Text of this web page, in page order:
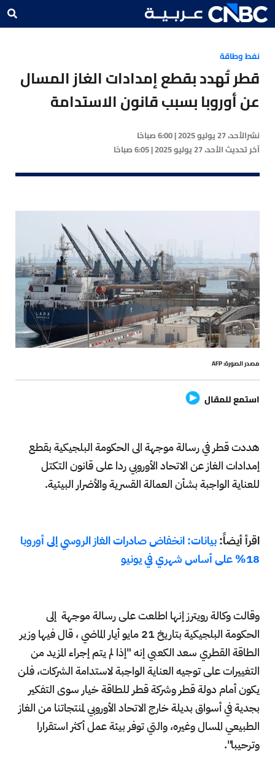
نفط وطاقة
قطر تُهدد بقطع إمدادات الغاز المسال
عن أوروبا بسبب قانون الاستدامة
نشرالأحد، 27 يوليو 2025 | 6:00 صباحًا
آخر تحديثالأحد، 27 يوليو 2025 | 6:05 صباحًا
مصدر الصورة: AFP
استمع للمقال
هددت قطر في رسالة موجهة الى الحكومة البلجيكية بقطع
إمدادات الغاز عن الاتحاد الأوروبي ردا على قانون التكتل
للعناية الواجبة بشأن العمالة القسرية والأضرار البيئية.
اقرأ أيضاً:بيانات: انخفاض صادرات الغاز الروسي إلى أوروبا
18% على أساس شهري في يونيو
وقالت وكالة رويترز إنها اطلعت على رسالة موجهة إلى
الحكومة البلجيكية بتاريخ 21 مايو أيار الماضي ، قال فيها وزير
الطاقة القطري سعد الكعبي إنه "إذا لم يتم إجراء المزيد من
التغييرات على توجيه العناية الواجبة لاستدامة الشركات، فلن
يكون أمام دولة قطر وشركة قطر للطاقة خيار سوى التفكير
بجدية في أسواق بديلة خارج الاتحاد الأوروبي لمنتجاتنا من الغاز
الطبيعي المسال وغيره، والتي توفر بيئة عمل أكثر استقرارا
وترحيبا".